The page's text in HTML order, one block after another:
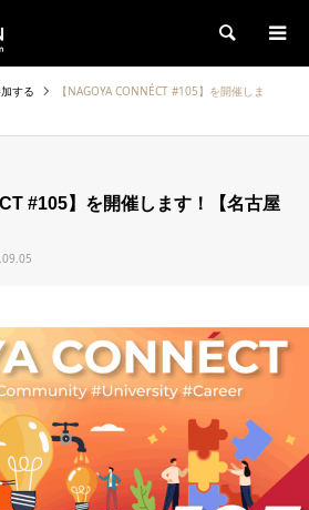
検索
する
【NAGOYA CONNÉCT #105】を開催しま
#105】を開催します！【名古屋